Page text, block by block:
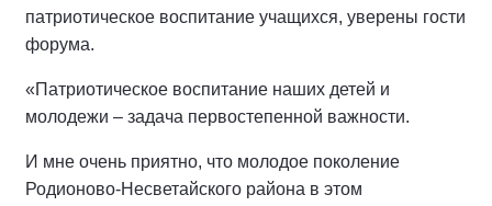
патриотическое воспитание учащихся, уверены гости
форума.
«Патриотическое воспитание наших детей и
молодежи – задача первостепенной важности.
И мне очень приятно, что молодое поколение
Родионово-Несветайского района в этом